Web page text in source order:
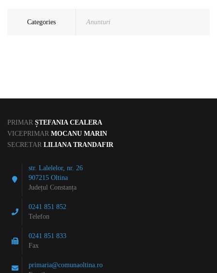
Categories Anunturi
PRIMAR ȘTEFANIA CEALERA
VICEPRIMAR MOCANU MARIN
SECRETAR LILIANA TRANDAFIR
str. Lalelelor, nr. 26
907215 Oltina
Județul Constanța
0241 851 852
Telefon
0241 851 833
Fax
primaria@comunaoltina.ro